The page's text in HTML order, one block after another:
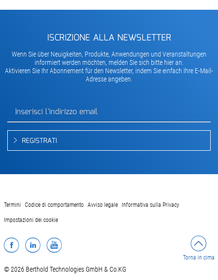
ISCRIZIONE ALLA NEWSLETTER
Wenn Sie über Neuigkeiten, Produkte, Anwendungen und Veranstaltungen
informiert werden möchten, melden Sie sich bitte hier an.
Aktivieren Sie Ihr Abonnement für den Newsletter, indem Sie einfach Ihre E-Mail-
Adresse angeben.
REGISTRATI
Termini Codice di comportamento Avviso legale Informativa sulla Privacy
Impostazioni dei cookie
Facebook
LinkedInYouTube
Torna in cima
© 2026 Berthold Technologies GmbH & Co.KG